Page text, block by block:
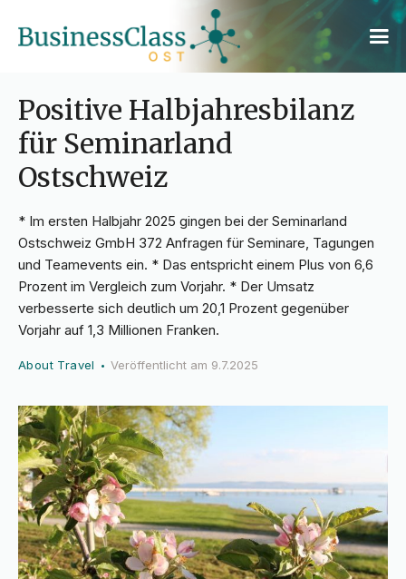
Positive Halbjahresbilanz
für Seminarland
Ostschweiz
* Im ersten Halbjahr 2025 gingen bei der Seminarland
Ostschweiz GmbH 372 Anfragen für Seminare, Tagungen
und Teamevents ein. * Das entspricht einem Plus von 6,6
Prozent im Vergleich zum Vorjahr. * Der Umsatz
verbesserte sich deutlich um 20,1 Prozent gegenüber
Vorjahr auf 1,3 Millionen Franken.
About Travel • Veröffentlicht am 9.7.2025